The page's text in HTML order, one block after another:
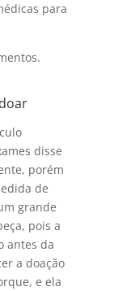
para
disse
porém
de
grande
pois a
antes da
a doação
e ela